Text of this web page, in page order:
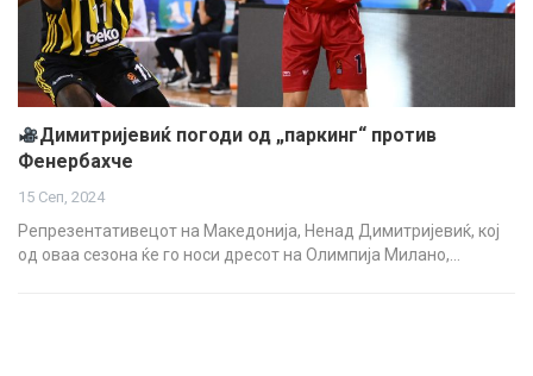
Димитријевиќ погоди од „паркинг“ против
Фенербахче
15 Сеп, 2024
Репрезентативецот на Македонија, Ненад Димитријевиќ, кој
од оваа сезона ќе го носи дресот на Олимпија Милано,…